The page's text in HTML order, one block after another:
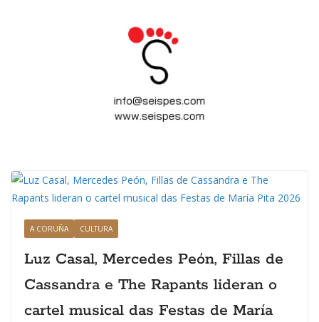
A CORUÑA CULTURA
Luz Casal, Mercedes Peón, Fillas de
Cassandra e The Rapants lideran o
cartel musical das Festas de María